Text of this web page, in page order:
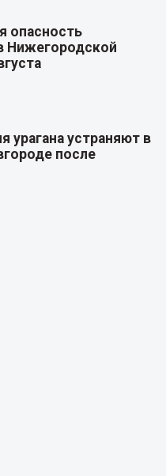
опасность
Нижегородской
урагана устраняют в
после